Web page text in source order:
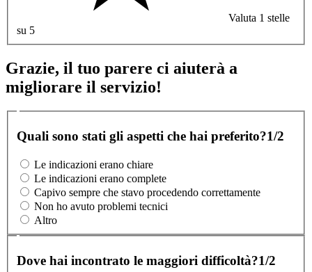
Valuta 1 stelle
su 5
Grazie, il tuo parere ci aiuterà a
migliorare il servizio!
Quali sono stati gli aspetti che hai preferito?1/2
Le indicazioni erano chiare
Le indicazioni erano complete
Capivo sempre che stavo procedendo correttamente
Non ho avuto problemi tecnici
Altro
Dove hai incontrato le maggiori difficoltà?1/2